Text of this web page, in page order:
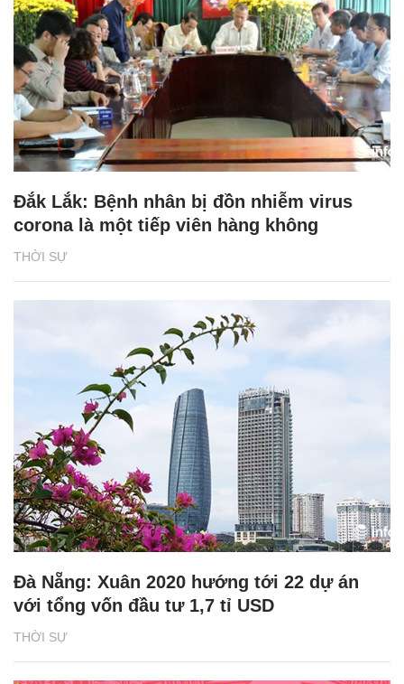
THỜI SỰ
Đắk Lắk: Bệnh nhân bị đồn nhiễm virus
corona là một tiếp viên hàng không
THỜI SỰ
Đà Nẵng: Xuân 2020 hướng tới 22 dự án
với tổng vốn đầu tư 1,7 tỉ USD